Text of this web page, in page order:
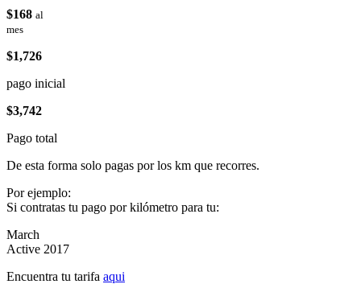
$168 al
mes
$1,726
pago inicial
$3,742
Pago total
De esta forma solo pagas por los km que recorres.
Por ejemplo:
Si contratas tu pago por kilómetro para tu:
March
Active 2017
Encuentra tu tarifa aqui